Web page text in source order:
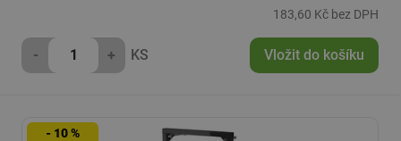
183,60 Kč bez DPH
- + KS Vložit do košíku
- 10 %